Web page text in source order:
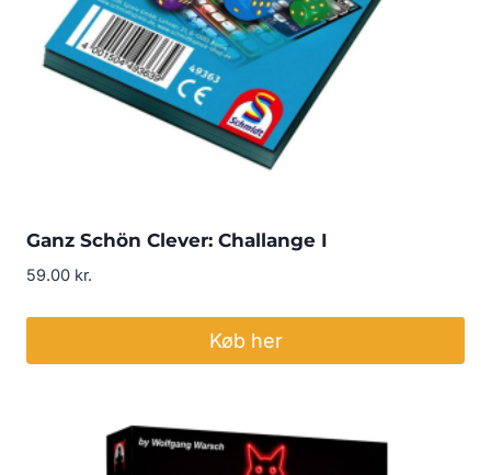
Ganz Schön Clever: Challange I
59.00 kr.
Køb her